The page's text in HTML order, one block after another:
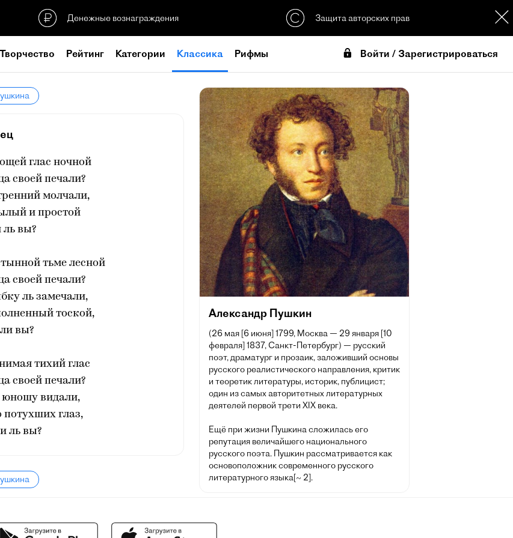
Денежные вознаграждения Защита авторских прав
Творчество Рейтинг Категории Классика Рифмы Войти / Зарегистрироваться
глас ночной
своей печали?
молчали,
и простой
вы?
тьме лесной
своей печали?
ль замечали,
тоской,
вы?
тихий глас
своей печали?
юношу видали,
потухших глаз,
ль вы?
Александр Пушкин
(26 мая [6 июня] 1799, Москва — 29 января [10
февраля] 1837, Санкт-Петербург) — русский
поэт, драматург и прозаик, заложивший основы
русского реалистического направления, критик
и теоретик литературы, историк, публицист;
один из самых авторитетных литературных
деятелей первой трети XIX века.
Ещё при жизни Пушкина сложилась его
репутация величайшего национального
русского поэта. Пушкин рассматривается как
основоположник современного русского
литературного языка[~ 2].